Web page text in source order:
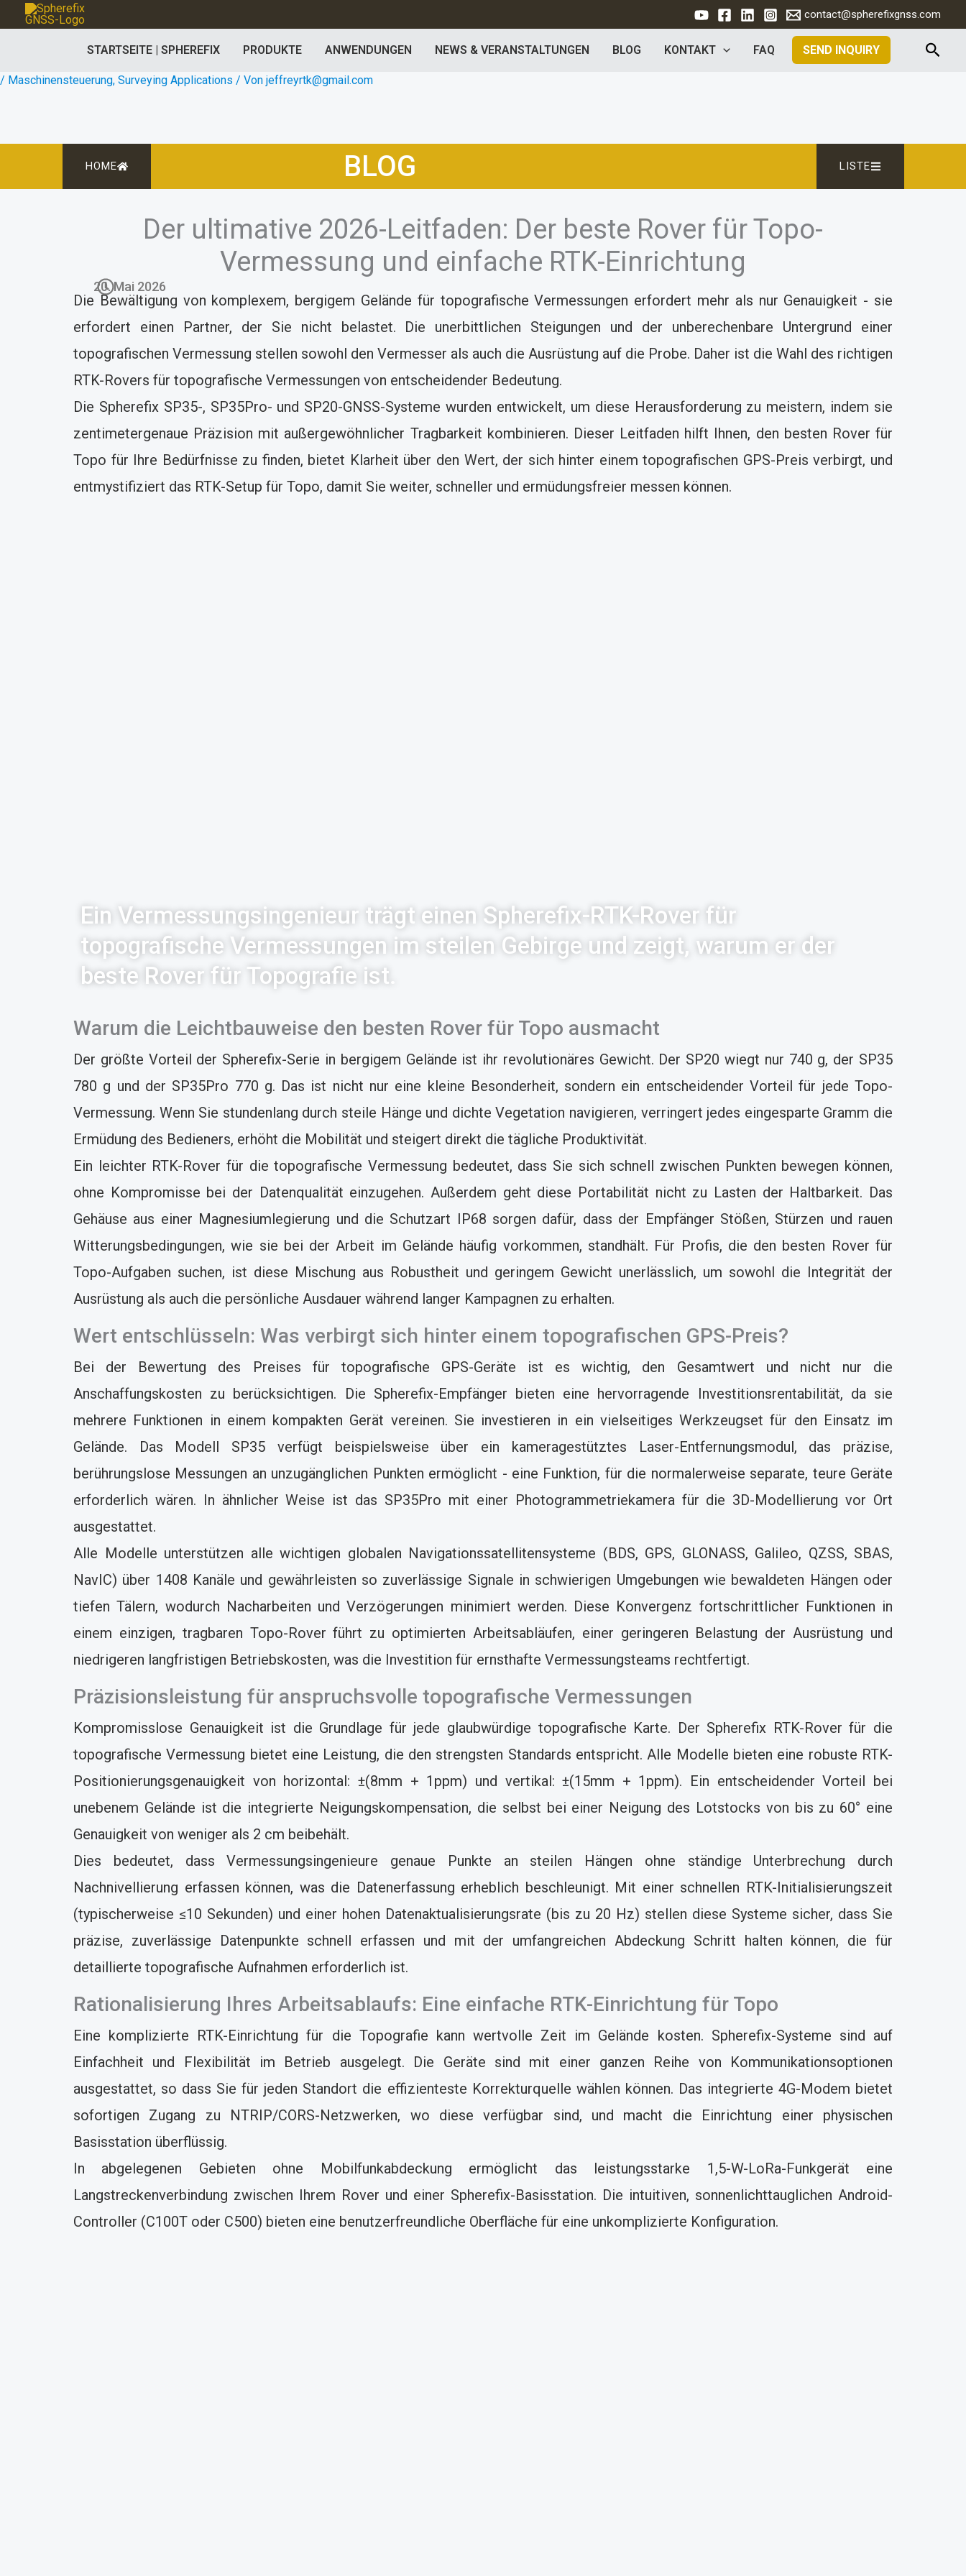
Inhalt
contact@spherefixgnss.com
STARTSEITE | SPHEREFIX PRODUKTE ANWENDUNGEN NEWS & VERANSTALTUNGEN BLOG KONTAKT FAQ SEND INQUIRY
/ Maschinensteuerung, Surveying Applications / Von jeffreyrtk@gmail.com
HOME BLOG LISTE
Der ultimative 2026-Leitfaden: Der beste Rover für Topo-
Vermessung und einfache RTK-Einrichtung
20. Mai 2026
Die Bewältigung von komplexem, bergigem Gelände für topografische Vermessungen erfordert mehr als nur Genauigkeit - sie
erfordert einen Partner, der Sie nicht belastet. Die unerbittlichen Steigungen und der unberechenbare Untergrund einer
topografischen Vermessung stellen sowohl den Vermesser als auch die Ausrüstung auf die Probe. Daher ist die Wahl des richtigen
RTK-Rovers für topografische Vermessungen von entscheidender Bedeutung.
Die Spherefix SP35-, SP35Pro- und SP20-GNSS-Systeme wurden entwickelt, um diese Herausforderung zu meistern, indem sie
zentimetergenaue Präzision mit außergewöhnlicher Tragbarkeit kombinieren. Dieser Leitfaden hilft Ihnen, den besten Rover für
Topo für Ihre Bedürfnisse zu finden, bietet Klarheit über den Wert, der sich hinter einem topografischen GPS-Preis verbirgt, und
entmystifiziert das RTK-Setup für Topo, damit Sie weiter, schneller und ermüdungsfreier messen können.
Ein Vermessungsingenieur trägt einen Spherefix-RTK-Rover für
topografische Vermessungen im steilen Gebirge und zeigt, warum er der
beste Rover für Topografie ist.
Warum die Leichtbauweise den besten Rover für Topo ausmacht
Der größte Vorteil der Spherefix-Serie in bergigem Gelände ist ihr revolutionäres Gewicht. Der SP20 wiegt nur 740 g, der SP35
780 g und der SP35Pro 770 g. Das ist nicht nur eine kleine Besonderheit, sondern ein entscheidender Vorteil für jede Topo-
Vermessung. Wenn Sie stundenlang durch steile Hänge und dichte Vegetation navigieren, verringert jedes eingesparte Gramm die
Ermüdung des Bedieners, erhöht die Mobilität und steigert direkt die tägliche Produktivität.
Ein leichter RTK-Rover für die topografische Vermessung bedeutet, dass Sie sich schnell zwischen Punkten bewegen können,
ohne Kompromisse bei der Datenqualität einzugehen. Außerdem geht diese Portabilität nicht zu Lasten der Haltbarkeit. Das
Gehäuse aus einer Magnesiumlegierung und die Schutzart IP68 sorgen dafür, dass der Empfänger Stößen, Stürzen und rauen
Witterungsbedingungen, wie sie bei der Arbeit im Gelände häufig vorkommen, standhält. Für Profis, die den besten Rover für
Topo-Aufgaben suchen, ist diese Mischung aus Robustheit und geringem Gewicht unerlässlich, um sowohl die Integrität der
Ausrüstung als auch die persönliche Ausdauer während langer Kampagnen zu erhalten.
Wert entschlüsseln: Was verbirgt sich hinter einem topografischen GPS-Preis?
Bei der Bewertung des Preises für topografische GPS-Geräte ist es wichtig, den Gesamtwert und nicht nur die
Anschaffungskosten zu berücksichtigen. Die Spherefix-Empfänger bieten eine hervorragende Investitionsrentabilität, da sie
mehrere Funktionen in einem kompakten Gerät vereinen. Sie investieren in ein vielseitiges Werkzeugset für den Einsatz im
Gelände. Das Modell SP35 verfügt beispielsweise über ein kameragestütztes Laser-Entfernungsmodul, das präzise,
berührungslose Messungen an unzugänglichen Punkten ermöglicht - eine Funktion, für die normalerweise separate, teure Geräte
erforderlich wären. In ähnlicher Weise ist das SP35Pro mit einer Photogrammetriekamera für die 3D-Modellierung vor Ort
ausgestattet.
Alle Modelle unterstützen alle wichtigen globalen Navigationssatellitensysteme (BDS, GPS, GLONASS, Galileo, QZSS, SBAS,
NavIC) über 1408 Kanäle und gewährleisten so zuverlässige Signale in schwierigen Umgebungen wie bewaldeten Hängen oder
tiefen Tälern, wodurch Nacharbeiten und Verzögerungen minimiert werden. Diese Konvergenz fortschrittlicher Funktionen in
einem einzigen, tragbaren Topo-Rover führt zu optimierten Arbeitsabläufen, einer geringeren Belastung der Ausrüstung und
niedrigeren langfristigen Betriebskosten, was die Investition für ernsthafte Vermessungsteams rechtfertigt.
Präzisionsleistung für anspruchsvolle topografische Vermessungen
Kompromisslose Genauigkeit ist die Grundlage für jede glaubwürdige topografische Karte. Der Spherefix RTK-Rover für die
topografische Vermessung bietet eine Leistung, die den strengsten Standards entspricht. Alle Modelle bieten eine robuste RTK-
Positionierungsgenauigkeit von horizontal: ±(8mm + 1ppm) und vertikal: ±(15mm + 1ppm). Ein entscheidender Vorteil bei
unebenem Gelände ist die integrierte Neigungskompensation, die selbst bei einer Neigung des Lotstocks von bis zu 60° eine
Genauigkeit von weniger als 2 cm beibehält.
Dies bedeutet, dass Vermessungsingenieure genaue Punkte an steilen Hängen ohne ständige Unterbrechung durch
Nachnivellierung erfassen können, was die Datenerfassung erheblich beschleunigt. Mit einer schnellen RTK-Initialisierungszeit
(typischerweise ≤10 Sekunden) und einer hohen Datenaktualisierungsrate (bis zu 20 Hz) stellen diese Systeme sicher, dass Sie
präzise, zuverlässige Datenpunkte schnell erfassen und mit der umfangreichen Abdeckung Schritt halten können, die für
detaillierte topografische Aufnahmen erforderlich ist.
Rationalisierung Ihres Arbeitsablaufs: Eine einfache RTK-Einrichtung für Topo
Eine komplizierte RTK-Einrichtung für die Topografie kann wertvolle Zeit im Gelände kosten. Spherefix-Systeme sind auf
Einfachheit und Flexibilität im Betrieb ausgelegt. Die Geräte sind mit einer ganzen Reihe von Kommunikationsoptionen
ausgestattet, so dass Sie für jeden Standort die effizienteste Korrekturquelle wählen können. Das integrierte 4G-Modem bietet
sofortigen Zugang zu NTRIP/CORS-Netzwerken, wo diese verfügbar sind, und macht die Einrichtung einer physischen
Basisstation überflüssig.
In abgelegenen Gebieten ohne Mobilfunkabdeckung ermöglicht das leistungsstarke 1,5-W-LoRa-Funkgerät eine
Langstreckenverbindung zwischen Ihrem Rover und einer Spherefix-Basisstation. Die intuitiven, sonnenlichttauglichen Android-
Controller (C100T oder C500) bieten eine benutzerfreundliche Oberfläche für eine unkomplizierte Konfiguration.